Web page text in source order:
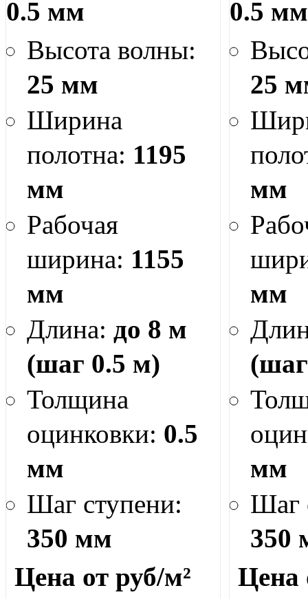
0.5 мм
Высота волны:
25 мм
Ширина
полотна: 1195
мм
Рабочая
ширина: 1155
мм
Длина: до 8 м
(шаг 0.5 м)
Толщина
оцинковки: 0.5
мм
Шаг ступени:
350 мм
Цена от руб/м²
0.5 мм
25
мм
мм
мм
Шаг
350
Цена